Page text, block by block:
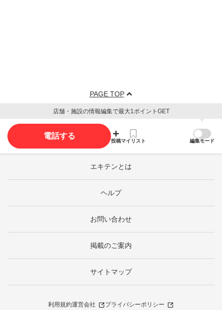
PAGE TOP
店舗・施設の情報編集で最大1ポイントGET
電話する
投稿マイリスト 編集モード
エキテンとは
ヘルプ
お問い合わせ
掲載のご案内
サイトマップ
利用規約運営会社
プライバシーポリシー